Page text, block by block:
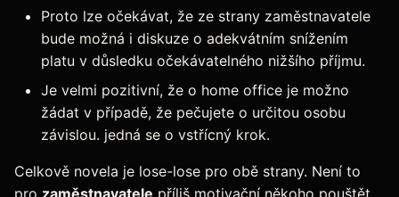
Proto lze očekávat, že ze strany zaměstnavatele
bude možná i diskuze o adekvátním snížením
platu v důsledku očekávatelného nižšího příjmu.
Je velmi pozitivní, že o home office je možno
žádat v případě, že pečujete o určitou osobu
závislou. jedná se o vstřícný krok.
Celkově novela je lose-lose pro obě strany. Není to